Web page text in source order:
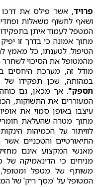
פרויד, אשר פילס את
ושאף לחשוף משאלות
המטפל לעמוד איתן
מתוך אמונה כי בדרך זו
הטיפול. לטענתו, כל מאמץ
מהמטופל את הסיכוי
מודל זה, מערכת היחסים
במהותה, שכן תפקידו של
תספק". אך מכאן, גם כוחה
המעוררים את התשוקות,
עיצבו באופן סמוי את
מתוך מטרה שהעלאת
לוויתור על הכמיהות
התיאורטיים והטכניים
מאנשי המקצוע אינם
מניחים כי הדינאמיקה של
משותף של מטפל
המטופל על 'מסך ריק' של